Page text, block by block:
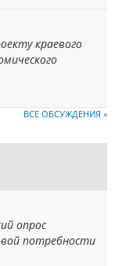
краевого
ВСЕ ОБСУЖДЕНИЯ »
опрос
потребности